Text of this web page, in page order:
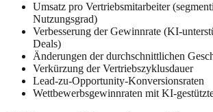
Umsatz pro Vertriebsmitarbeiter
Nutzungsgrad)
Verbesserung der Gewinnrate (KI-
Deals)
Änderungen der durchschnittlichen
Verkürzung der Vertriebszyklusdauer
Lead-zu-Opportunity-Konversionsraten
Wettbewerbsgewinnraten mit KI-